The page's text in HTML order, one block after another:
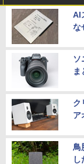
AI
な
ソ
ま
ク
ア
鳥
し